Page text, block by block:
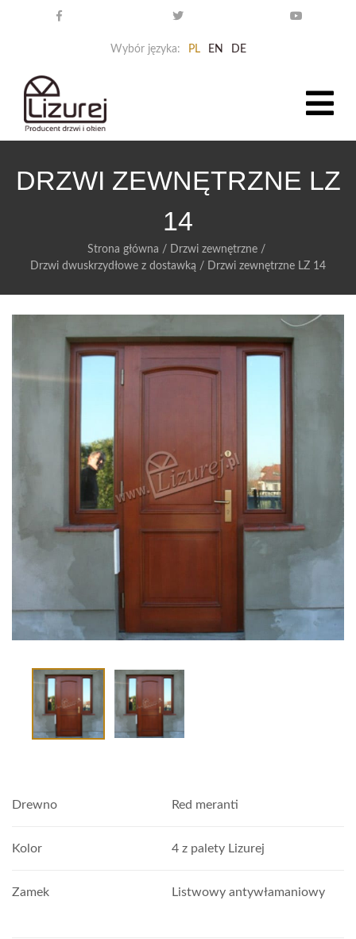
Wybór języka: PL EN DE
DRZWI ZEWNĘTRZNE LZ
14
Strona główna / Drzwi zewnętrzne /
Drzwi dwuskrzydłowe z dostawką / Drzwi zewnętrzne LZ 14
Drewno Red meranti
Kolor 4 z palety Lizurej
Zamek Listwowy antywłamaniowy